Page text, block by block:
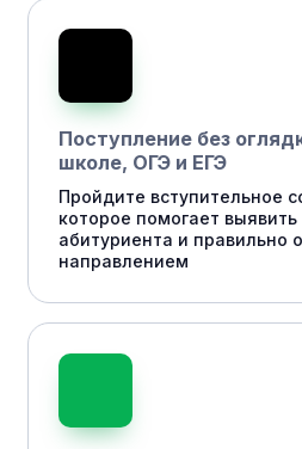
Поступление без
школе, ОГЭ и ЕГЭ
Пройдите вступительное
которое помогает выявить
абитуриента и правильно
направлением